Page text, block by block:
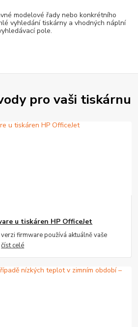
modelové řady nebo konkrétního
vyhledání tiskárny a vhodných náplní
pole.
pro vaši tiskárnu
u tiskáren HP OfficeJet
firmware používá aktuálně vaše
číst celé